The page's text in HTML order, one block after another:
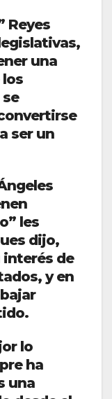
Reyes
una
ser un
les
dijo,
interés de
y en
lo
ha
una